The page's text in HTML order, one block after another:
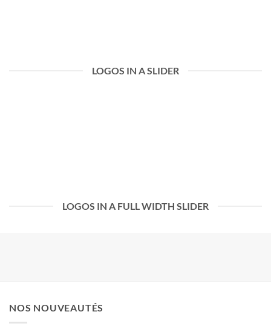
LOGOS IN A SLIDER
LOGOS IN A FULL WIDTH SLIDER
NOS NOUVEAUTÉS